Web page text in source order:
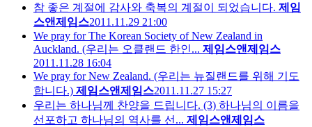
참 좋은 계절에 감사와 축복의 계절이 되었습니다. 제임
스앤제임스2011.11.29 21:00
We pray for The Korean Society of New Zealand in
Auckland. (우리는 오클랜드 한인... 제임스앤제임스
2011.11.28 16:04
We pray for New Zealand. (우리는 뉴질랜드를 위해 기도
합니다.) 제임스앤제임스2011.11.27 15:27
우리는 하나님께 찬양을 드립니다. (3) 하나님의 이름을
선포하고 하나님의 역사를 선... 제임스앤제임스